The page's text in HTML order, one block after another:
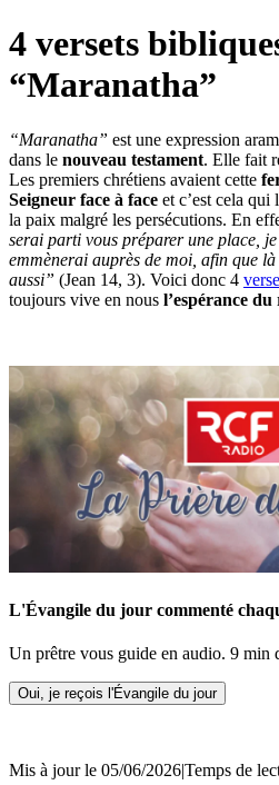
4 versets
“Maranatha”
“Maranatha” est une expression
dans le nouveau testament. Elle fait
Les premiers chrétiens avaient cette
Seigneur face à face et c’est cela qui
la paix malgré les persécutions. En
serai parti vous préparer une place,
emmènerai auprès de moi, afin que là
aussi” (Jean 14, 3). Voici donc 4
toujours vive en nous l’espérance
L'Évangile du jour commenté
Un prêtre vous guide en audio. 9 min
Oui, je reçois l'Évangile du jour
Mis à jour le 05/06/2026|Temps de